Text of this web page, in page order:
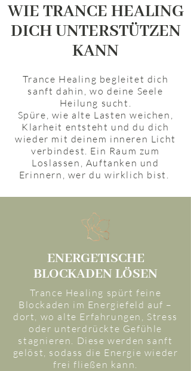
WIE TRANCE HEALING
DICH UNTERSTÜTZEN
KANN
Trance Healing begleitet dich
sanft dahin, wo deine Seele
Heilung sucht.
Spüre, wie alte Lasten weichen,
Klarheit entsteht und du dich
wieder mit deinem inneren Licht
verbindest. Ein Raum zum
Loslassen, Auftanken und
Erinnern, wer du wirklich bist.
ENERGETISCHE
BLOCKADEN LÖSEN
Trance Healing spürt feine
Blockaden im Energiefeld auf –
dort, wo alte Erfahrungen, Stress
oder unterdrückte Gefühle
stagnieren. Diese werden sanft
gelöst, sodass die Energie wieder
frei fließen kann.